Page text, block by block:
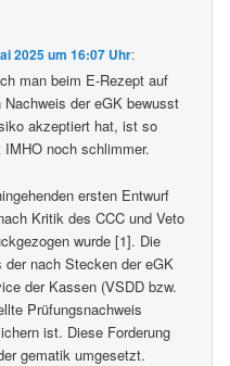
2025 um 16:07 Uhr:
man beim E-Rezept auf
der eGK bewusst
akzeptiert hat, ist so
noch schlimmer.
ersten Entwurf
Kritik des CCC und Veto
wurde [1]. Die
nach Stecken der eGK
der Kassen (VSDD bzw.
Prüfungsnachweis
ist. Diese Forderung
gematik umgesetzt.